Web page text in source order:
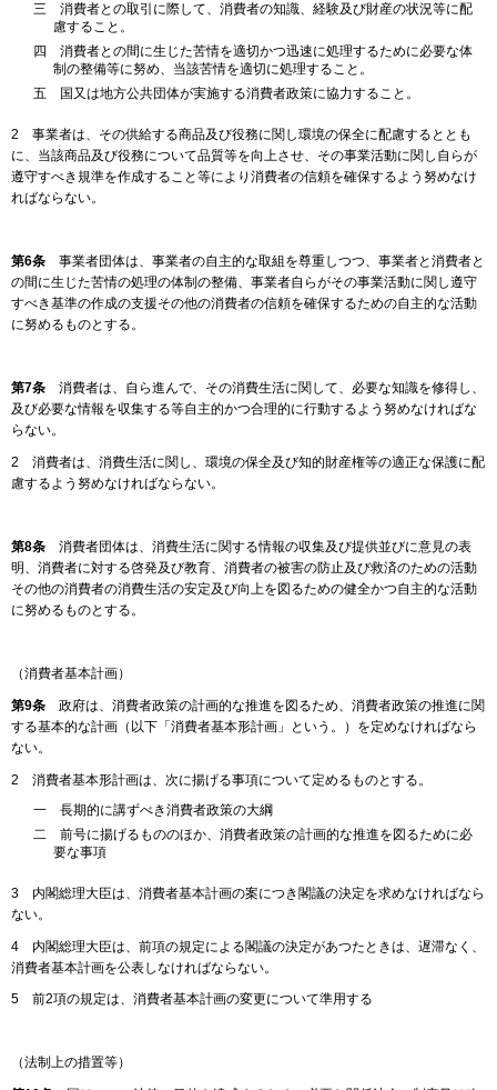
三 消費者との取引に際して、消費者の知識、経験及び財産の状況等に配
慮すること。
四 消費者との間に生じた苦情を適切かつ迅速に処理するために必要な体
制の整備等に努め、当該苦情を適切に処理すること。
五 国又は地方公共団体が実施する消費者政策に協力すること。
2 事業者は、その供給する商品及び役務に関し環境の保全に配慮するととも
に、当該商品及び役務について品質等を向上させ、その事業活動に関し自らが
遵守すべき規準を作成すること等により消費者の信頼を確保するよう努めなけ
ればならない。
第6条 事業者団体は、事業者の自主的な取組を尊重しつつ、事業者と消費者と
の間に生じた苦情の処理の体制の整備、事業者自らがその事業活動に関し遵守
すべき基準の作成の支援その他の消費者の信頼を確保するための自主的な活動
に努めるものとする。
第7条 消費者は、自ら進んで、その消費生活に関して、必要な知識を修得し、
及び必要な情報を収集する等自主的かつ合理的に行動するよう努めなければな
らない。
2 消費者は、消費生活に関し、環境の保全及び知的財産権等の適正な保護に配
慮するよう努めなければならない。
第8条 消費者団体は、消費生活に関する情報の収集及び提供並びに意見の表
明、消費者に対する啓発及び教育、消費者の被害の防止及び救済のための活動
その他の消費者の消費生活の安定及び向上を図るための健全かつ自主的な活動
に努めるものとする。
（消費者基本計画）
第9条 政府は、消費者政策の計画的な推進を図るため、消費者政策の推進に関
する基本的な計画（以下「消費者基本形計画」という。）を定めなければなら
ない。
2 消費者基本形計画は、次に揚げる事項について定めるものとする。
一 長期的に講ずべき消費者政策の大綱
二 前号に揚げるもののほか、消費者政策の計画的な推進を図るために必
要な事項
3 内閣総理大臣は、消費者基本計画の案につき閣議の決定を求めなければなら
ない。
4 内閣総理大臣は、前項の規定による閣議の決定があつたときは、遅滞なく、
消費者基本計画を公表しなければならない。
5 前2項の規定は、消費者基本計画の変更について準用する
（法制上の措置等）